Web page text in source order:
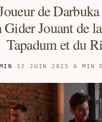
de
Gider Jouant de
Tapadum et du
· 12 JUIN 2025 · 6 MIN